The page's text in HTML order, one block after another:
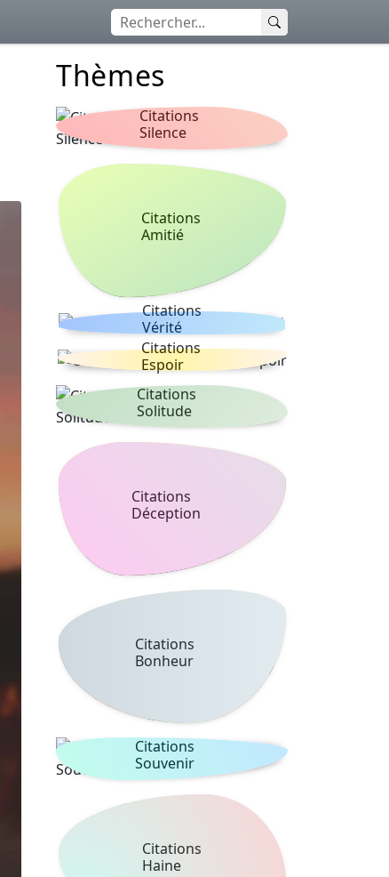
Thèmes
Citations
Silence
Citations
Amitié
Citations
Vérité
Citations
Espoir
Citations
Solitude
Citations
Déception
Citations
Bonheur
Citations
Souvenir
Citations
Haine